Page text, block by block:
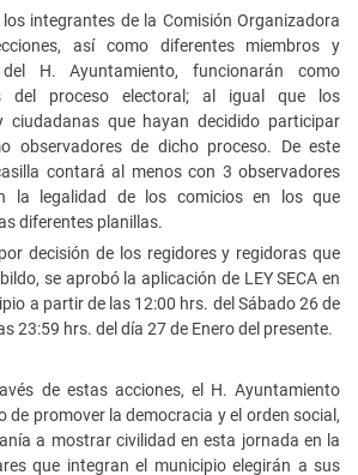
integrantes de la Comisión Organizadora
así como diferentes miembros y
H. Ayuntamiento, funcionarán como
del proceso electoral; al igual que los
ciudadanas que hayan decidido participar
observadores de dicho proceso. De este
contará al menos con 3 observadores
la legalidad de los comicios en los que
diferentes planillas.
decisión de los regidores y regidoras que
se aprobó la aplicación de LEY SECA en
a partir de las 12:00 hrs. del Sábado 26 de
23:59 hrs. del día 27 de Enero del presente.
de estas acciones, el H. Ayuntamiento
de promover la democracia y el orden social,
a mostrar civilidad en esta jornada en la
que integran el municipio elegirán a sus